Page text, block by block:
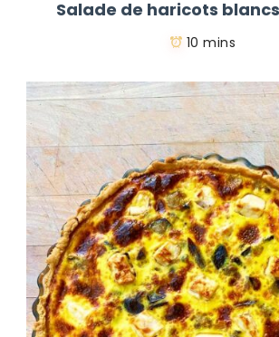
Salade de haricots
10 mins